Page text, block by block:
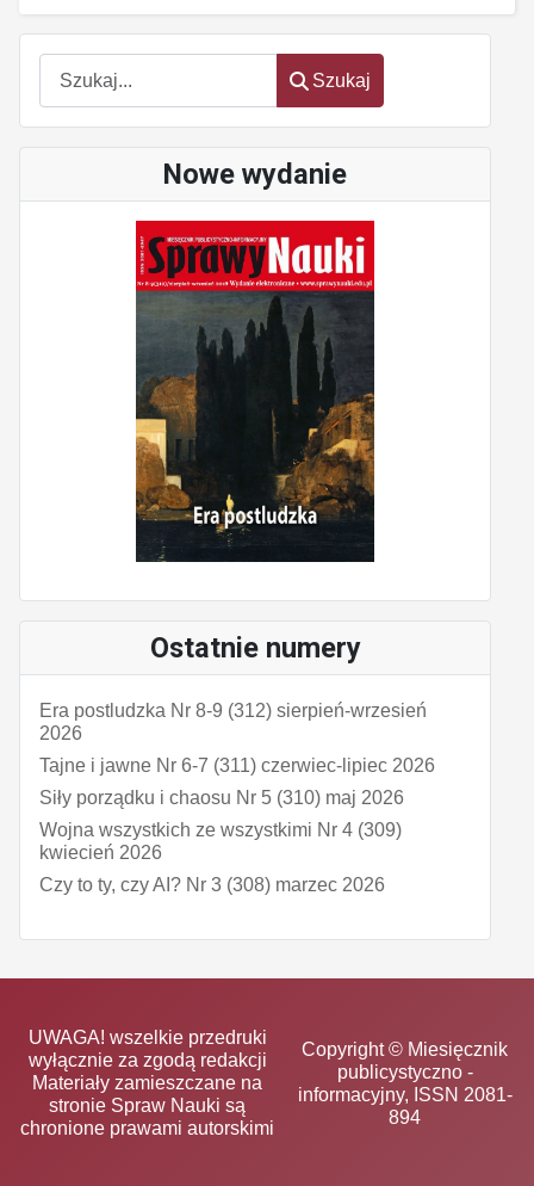
Szukaj
Szukaj
Nowe wydanie
Ostatnie numery
Era postludzka Nr 8-9 (312) sierpień-wrzesień
2026
Tajne i jawne Nr 6-7 (311) czerwiec-lipiec 2026
Siły porządku i chaosu Nr 5 (310) maj 2026
Wojna wszystkich ze wszystkimi Nr 4 (309)
kwiecień 2026
Czy to ty, czy AI? Nr 3 (308) marzec 2026
UWAGA! wszelkie przedruki
wyłącznie za zgodą redakcji
Materiały zamieszczane na
stronie Spraw Nauki są
chronione prawami autorskimi
Copyright © Miesięcznik
publicystyczno -
informacyjny, ISSN 2081-
894